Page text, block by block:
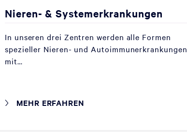
Nieren- & Systemerkrankungen
In unseren drei Zentren werden alle Formen
spezieller Nieren- und Autoimmunerkrankungen
mit…
MEHR ERFAHREN